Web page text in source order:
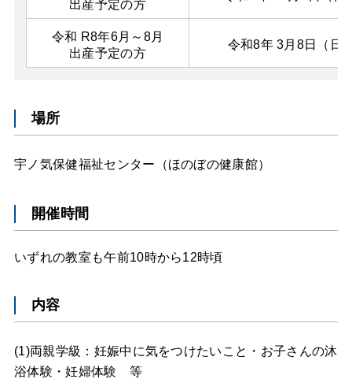
出産予定の方
令和 R8年6月～8月
出産予定の方
令和8年 3月8日（日
場所
宇ノ気保健福祉センター（ほのぼの健康館）
開催時間
いずれの教室も午前10時から12時頃
内容
(1)両親学級：妊娠中に気をつけたいこと・お子さんの沐
浴体験・妊婦体験 等